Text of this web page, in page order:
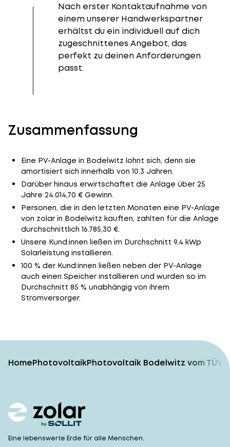
Nach erster Kontaktaufnahme von
einem unserer Handwerkspartner
erhältst du ein individuell auf dich
zugeschnittenes Angebot, das
perfekt zu deinen Anforderungen
passt.
Zusammenfassung
Eine PV-Anlage in Bodelwitz lohnt sich, denn sie
amortisiert sich innerhalb von 10,3 Jahren.
Darüber hinaus erwirtschaftet die Anlage über 25
Jahre 24.014,70 € Gewinn.
Personen, die in den letzten Monaten eine PV-Anlage
von zolar in Bodelwitz kauften, zahlten für die Anlage
durchschnittlich 16.785,30 €.
Unsere Kund:innen ließen im Durchschnitt 9,4 kWp
Solarleistung installieren.
100 % der Kund:innen ließen neben der PV-Anlage
auch einen Speicher installieren und wurden so im
Durchschnitt 85 % unabhängig von ihrem
Stromversorger.
HomePhotovoltaikPhotovoltaik Bodelwitz vom
Eine lebenswerte Erde für alle Menschen.